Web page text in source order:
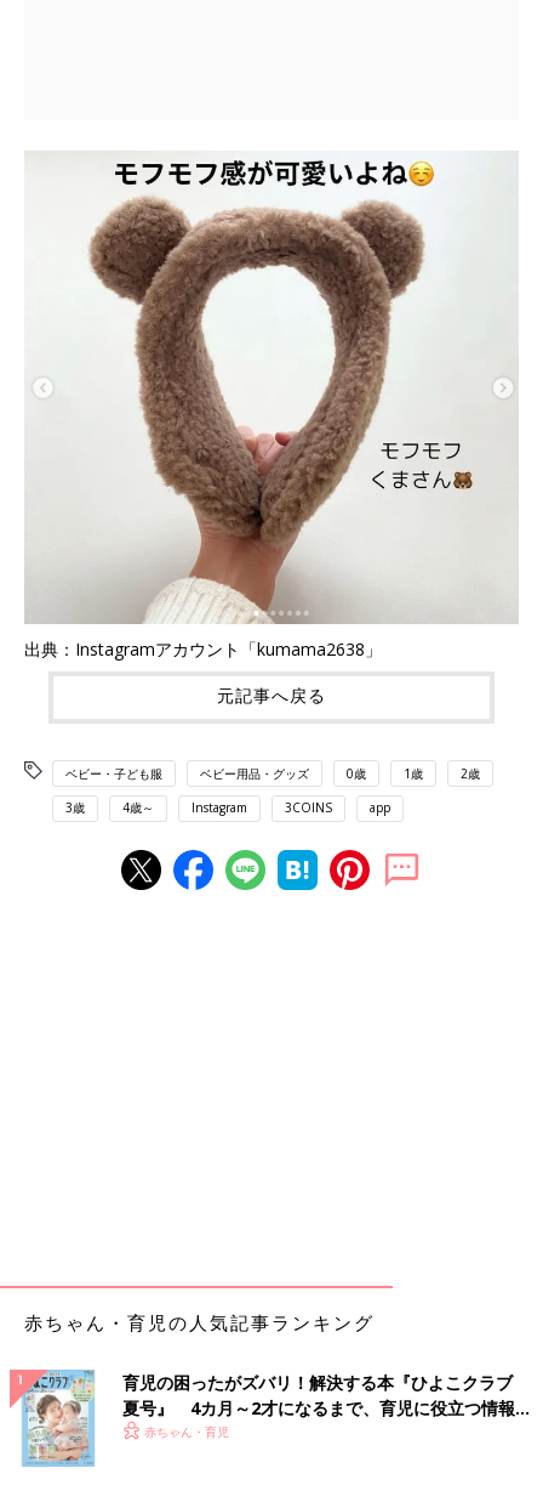
出典：Instagramアカウント「kumama2638」
元記事へ戻る
ベビー・子ども服 ベビー用品・グッズ 0歳 1歳 2歳
3歳 4歳～ Instagram 3COINS app
赤ちゃん・育児の人気記事ランキング
育児の困ったがズバリ！解決する本『ひよこクラブ
夏号』 4カ月～2才になるまで、育児に役立つ情報が
いっぱい！
赤ちゃん・育児